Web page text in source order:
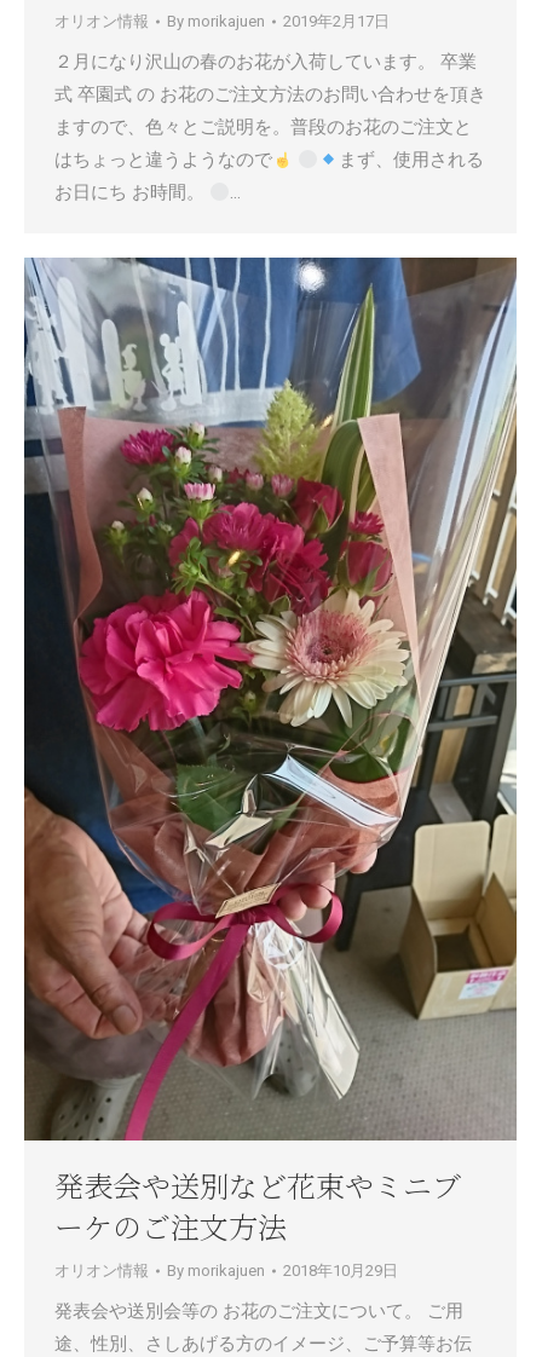
オリオン情報 By morikajuen 2019年2月17日
２月になり沢山の春のお花が入荷しています。 卒業
式 卒園式 の お花のご注文方法のお問い合わせを頂き
ますので、色々とご説明を。普段のお花のご注文と
はちょっと違うようなので
まず、使用される
お日にち お時間。
…
発表会や送別など花束やミニブ
ーケのご注文方法
オリオン情報 By morikajuen 2018年10月29日
発表会や送別会等の お花のご注文について。 ご用
途、性別、さしあげる方のイメージ、ご予算等お伝